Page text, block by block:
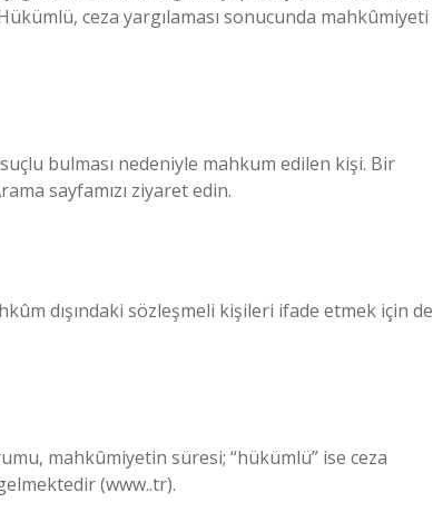
ceza yargılaması sonucunda mahkûmiyeti
bulması nedeniyle mahkum edilen kişi. Bir
sayfamızı ziyaret edin.
dışındaki sözleşmeli kişileri ifade etmek için de
mahkûmiyetin süresi; “hükümlü” ise ceza
(www..tr).